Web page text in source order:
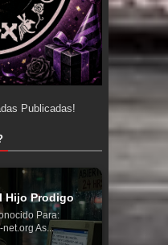
Publicadas!
Hijo Prodigo
Para:
As...